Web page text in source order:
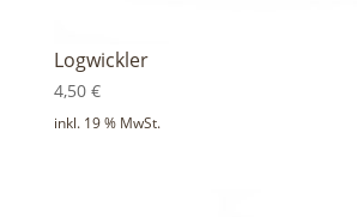
Logwickler
4,50 €
inkl. 19 % MwSt.